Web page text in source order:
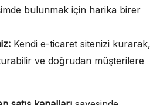
bulunmak için harika birer
Kendi e-ticaret sitenizi kurarak,
ve doğrudan müşterilere